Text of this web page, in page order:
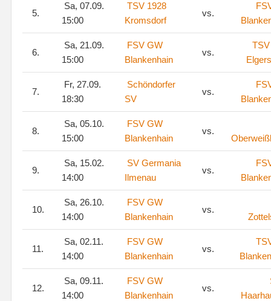
5.
Sa, 07.09.
15:00
TSV 1928
Kromsdorf
vs.
6.
Sa, 21.09.
15:00
FSV GW
Blankenhain
vs.
7.
Fr, 27.09.
18:30
Schöndorfer
SV
vs.
8.
Sa, 05.10.
15:00
FSV GW
Blankenhain
vs.
9.
Sa, 15.02.
14:00
SV Germania
Ilmenau
vs.
10.
Sa, 26.10.
14:00
FSV GW
Blankenhain
vs.
11.
Sa, 02.11.
14:00
FSV GW
Blankenhain
vs.
12.
Sa, 09.11.
14:00
FSV GW
Blankenhain
vs.